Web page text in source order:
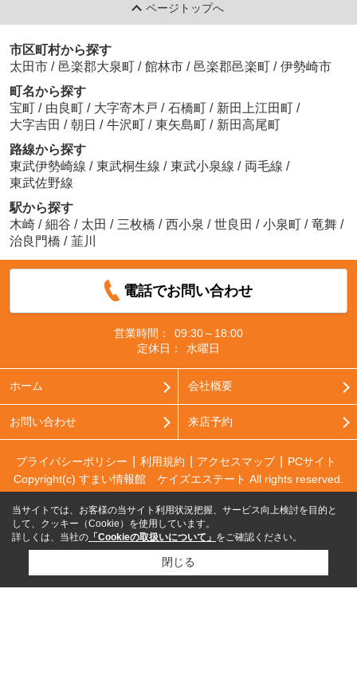
ページトップへ
市区町村から探す
太田市 / 邑楽郡大泉町 / 館林市 / 邑楽郡邑楽町 / 伊勢崎市
町名から探す
宝町 / 由良町 / 大字寄木戸 / 石橋町 / 新田上江田町 /
大字吉田 / 朝日 / 牛沢町 / 東矢島町 / 新田高尾町
路線から探す
東武伊勢崎線 / 東武桐生線 / 東武小泉線 / 両毛線 /
東武佐野線
駅から探す
木崎 / 細谷 / 太田 / 三枚橋 / 西小泉 / 世良田 / 小泉町 / 竜舞 /
治良門橋 / 韮川
電話でお問い合わせ
営業時間：
09:30～18:00
定休日：
水曜日
ホーム 会社概要
お問い合わせ 来店予約
プライバシーポリシー 利用規約 アクセスマップ
PCサイト
Copyright(c) すまい情報館 ケイズエステート All rights reserved.
当サイトでは、お客様の当サイト利用状況把握、サービス向上検討を目的と
して、クッキー（Cookie）を使用しています。
詳しくは、当社の 「Cookieの取扱いについて」 をご確認ください。
閉じる